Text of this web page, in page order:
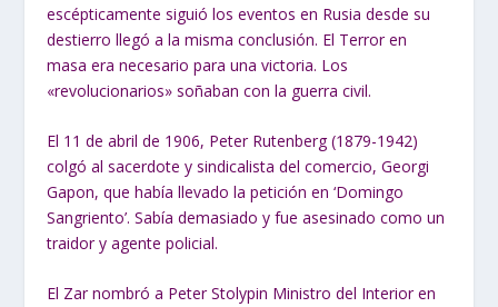
escépticamente siguió los eventos en Rusia desde su
destierro llegó a la misma conclusión. El Terror en
masa era necesario para una victoria. Los
«revolucionarios» soñaban con la guerra civil.
El 11 de abril de 1906, Peter Rutenberg (1879-1942)
colgó al sacerdote y sindicalista del comercio, Georgi
Gapon, que había llevado la petición en ‘Domingo
Sangriento’. Sabía demasiado y fue asesinado como un
traidor y agente policial.
El Zar nombró a Peter Stolypin Ministro del Interior en